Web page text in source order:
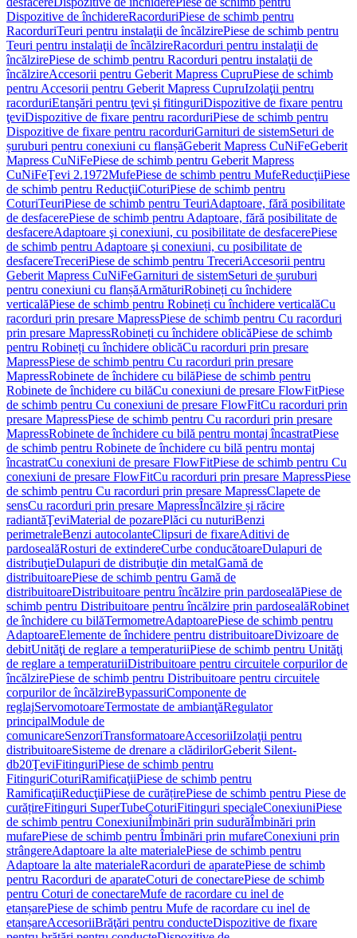
Dispozitive de închidereRacorduriPiese de schimb pentru
RacorduriTeuri pentru instalaţii de încălzirePiese de schimb pentru
Teuri pentru instalaţii de încălzireRacorduri pentru instalaţii de
încălzirePiese de schimb pentru Racorduri pentru instalaţii de
încălzireAccesorii pentru Geberit Mapress CupruPiese de schimb
pentru Accesorii pentru Geberit Mapress CupruIzolaţii pentru
racorduriEtanşări pentru ţevi şi fitinguriDispozitive de fixare pentru
ţeviDispozitive de fixare pentru racorduriPiese de schimb pentru
Dispozitive de fixare pentru racorduriGarnituri de sistemSeturi de
șuruburi pentru conexiuni cu flanșăGeberit Mapress CuNiFeGeberit
Mapress CuNiFePiese de schimb pentru Geberit Mapress
CuNiFeŢevi 2.1972MufePiese de schimb pentru MufeReducţiiPiese
de schimb pentru ReducţiiCoturiPiese de schimb pentru
CoturiTeuriPiese de schimb pentru TeuriAdaptoare, fără posibilitate
de desfacerePiese de schimb pentru Adaptoare, fără posibilitate de
desfacereAdaptoare şi conexiuni, cu posibilitate de desfacerePiese
de schimb pentru Adaptoare şi conexiuni, cu posibilitate de
desfacereTreceriPiese de schimb pentru TreceriAccesorii pentru
Geberit Mapress CuNiFeGarnituri de sistemSeturi de șuruburi
pentru conexiuni cu flanșăArmăturiRobineți cu închidere
verticalăPiese de schimb pentru Robineți cu închidere verticalăCu
racorduri prin presare MapressPiese de schimb pentru Cu racorduri
prin presare MapressRobineți cu închidere oblicăPiese de schimb
pentru Robineți cu închidere oblicăCu racorduri prin presare
MapressPiese de schimb pentru Cu racorduri prin presare
MapressRobinete de închidere cu bilăPiese de schimb pentru
Robinete de închidere cu bilăCu conexiuni de presare FlowFitPiese
de schimb pentru Cu conexiuni de presare FlowFitCu racorduri prin
presare MapressPiese de schimb pentru Cu racorduri prin presare
MapressRobinete de închidere cu bilă pentru montaj încastratPiese
de schimb pentru Robinete de închidere cu bilă pentru montaj
încastratCu conexiuni de presare FlowFitPiese de schimb pentru Cu
conexiuni de presare FlowFitCu racorduri prin presare MapressPiese
de schimb pentru Cu racorduri prin presare MapressClapete de
sensCu racorduri prin presare MapressÎncălzire și răcire
radiantăŢeviMaterial de pozarePlăci cu nuturiBenzi
perimetraleBenzi autocolanteClipsuri de fixareAditivi de
pardosealăRosturi de extindereCurbe conducătoareDulapuri de
distribuţieDulapuri de distribuţie din metalGamă de
distribuitoarePiese de schimb pentru Gamă de
distribuitoareDistribuitoare pentru încălzire prin pardosealăPiese de
schimb pentru Distribuitoare pentru încălzire prin pardosealăRobinet
de închidere cu bilăTermometreAdaptoarePiese de schimb pentru
AdaptoareElemente de închidere pentru distribuitoareDivizoare de
debitUnităţi de reglare a temperaturiiPiese de schimb pentru Unităţi
de reglare a temperaturiiDistribuitoare pentru circuitele corpurilor de
încălzirePiese de schimb pentru Distribuitoare pentru circuitele
corpurilor de încălzireBypassuriComponente de
reglajServomotoareTermostate de ambianţăRegulator
principalModule de
comunicareSenzoriTransformatoareAccesoriiIzolaţii pentru
distribuitoareSisteme de drenare a clădirilorGeberit Silent-
db20ŢeviFitinguriPiese de schimb pentru
FitinguriCoturiRamificaţiiPiese de schimb pentru
RamificaţiiReducţiiPiese de curățirePiese de schimb pentru Piese de
curățireFitinguri SuperTubeCoturiFitinguri specialeConexiuniPiese
de schimb pentru ConexiuniÎmbinări prin sudurăÎmbinări prin
mufarePiese de schimb pentru Îmbinări prin mufareConexiuni prin
strângereAdaptoare la alte materialePiese de schimb pentru
Adaptoare la alte materialeRacorduri de aparatePiese de schimb
pentru Racorduri de aparateCoturi de conectarePiese de schimb
pentru Coturi de conectareMufe de racordare cu inel de
etanșarePiese de schimb pentru Mufe de racordare cu inel de
etanșareAccesoriiBrăţări pentru conducteDispozitive de fixare